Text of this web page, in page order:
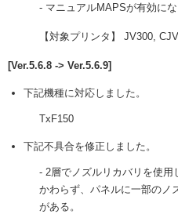
- マニュアルMAPSが有効に
【対象プリンタ】 JV300,
[Ver.5.6.8 -> Ver.5.6.9]
下記機種に対応しました。
TxF150
下記不具合を修正しました。
- 2層でノズルリカバリを使
かわらず、パネルに一部のノ
がある。